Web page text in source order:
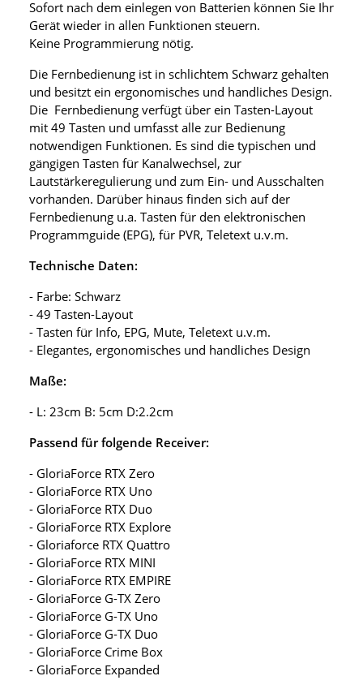
Sofort nach dem einlegen von Batterien können Sie Ihr
Gerät wieder in allen Funktionen steuern.
Keine Programmierung nötig.
Die Fernbedienung ist in schlichtem Schwarz gehalten
und besitzt ein ergonomisches und handliches Design.
Die Fernbedienung verfügt über ein Tasten-Layout
mit 49 Tasten und umfasst alle zur Bedienung
notwendigen Funktionen. Es sind die typischen und
gängigen Tasten für Kanalwechsel, zur
Lautstärkeregulierung und zum Ein- und Ausschalten
vorhanden. Darüber hinaus finden sich auf der
Fernbedienung u.a. Tasten für den elektronischen
Programmguide (EPG), für PVR, Teletext u.v.m.
Technische Daten:
- Farbe: Schwarz
- 49 Tasten-Layout
- Tasten für Info, EPG, Mute, Teletext u.v.m.
- Elegantes, ergonomisches und handliches Design
Maße:
- L: 23cm B: 5cm D:2.2cm
Passend für folgende Receiver:
- GloriaForce RTX Zero
- GloriaForce RTX Uno
- GloriaForce RTX Duo
- GloriaForce RTX Explore
- Gloriaforce RTX Quattro
- GloriaForce RTX MINI
- GloriaForce RTX EMPIRE
- GloriaForce G-TX Zero
- GloriaForce G-TX Uno
- GloriaForce G-TX Duo
- GloriaForce Crime Box
- GloriaForce Expanded